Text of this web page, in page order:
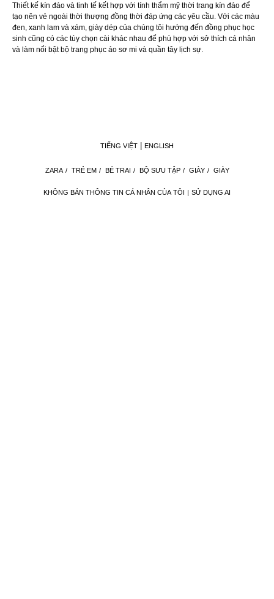
Thiết kế kín đáo và tinh tế kết hợp với tính thẩm mỹ thời trang kín đáo để
tạo nên vẻ ngoài thời thượng đồng thời đáp ứng các yêu cầu. Với các màu
đen, xanh lam và xám, giày dép của chúng tôi hướng đến đồng phục học
sinh cũng có các tùy chọn cài khác nhau để phù hợp với sở thích cá nhân
và làm nổi bật bộ trang phục áo sơ mi và quần tây lịch sự.
KHÔNG BÁN THÔNG TIN CÁ NHÂN CỦA TÔI SỬ DỤNG AI
ZARA / TRẺ EM / BÉ TRAI / BỘ SƯU TẬP / GIÀY / GIÀY
TIẾNG VIỆT ENGLISH